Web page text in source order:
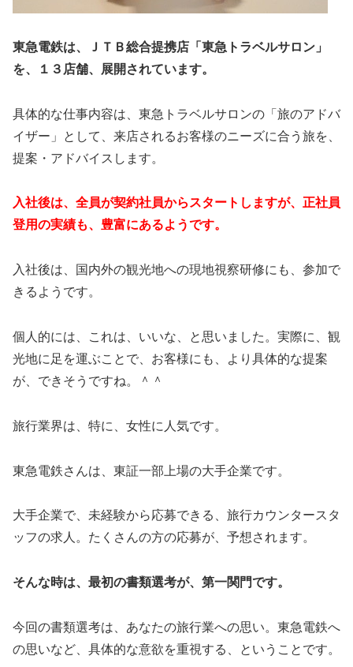
東急電鉄は、ＪＴＢ総合提携店「東急トラベルサロン」
を、１３店舗、展開されています。
具体的な仕事内容は、東急トラベルサロンの「旅のアドバ
イザー」として、来店されるお客様のニーズに合う旅を、
提案・アドバイスします。
入社後は、全員が契約社員からスタートしますが、正社員
登用の実績も、豊富にあるようです。
入社後は、国内外の観光地への現地視察研修にも、参加で
きるようです。
個人的には、これは、いいな、と思いました。実際に、観
光地に足を運ぶことで、お客様にも、より具体的な提案
が、できそうですね。＾＾
旅行業界は、特に、女性に人気です。
東急電鉄さんは、東証一部上場の大手企業です。
大手企業で、未経験から応募できる、旅行カウンタースタ
ッフの求人。たくさんの方の応募が、予想されます。
そんな時は、最初の書類選考が、第一関門です。
今回の書類選考は、あなたの旅行業への思い。東急電鉄へ
の思いなど、具体的な意欲を重視する、ということです。